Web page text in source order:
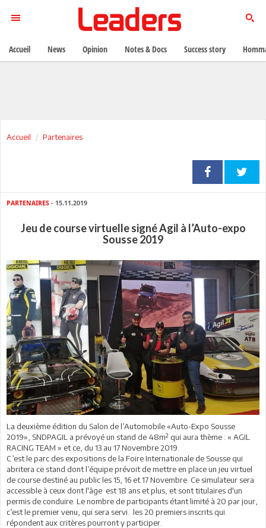
Accueil Partenaires
PARTENAIRES - 15.11.2019
Jeu de course virtuelle signé Agil à l’Auto-expo
Sousse 2019
La deuxième édition du Salon de l’Automobile «Auto-Expo Sousse
2019», SNDPAGIL a prévoyé un stand de 48m² qui aura thème : « AGIL
RACING TEAM » et ce, du 13 au 17 Novembre 2019.
C’est le parc des expositions de la Foire Internationale de Sousse qui
abritera ce stand dont l’équipe prévoit de mettre en place un jeu virtuel
de course destiné au public les 15, 16 et 17 Novembre. Ce simulateur sera
accessible à ceux dont l'âge est 18 ans et plus, et sont titulaires d'un
permis de conduire. Le nombre de participants étant limité à 20 par jour,
c’est le premier venu, qui sera servi. les 20 premiers inscrits qui
répondent aux critères pourront y participer.
Accueil News Opinion Notes & Docs Success story